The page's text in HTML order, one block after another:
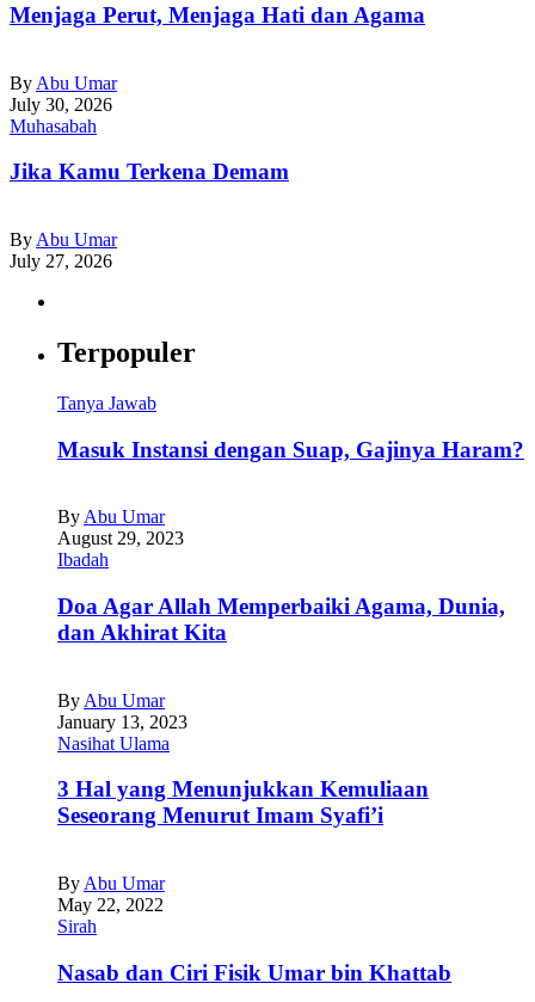
Menjaga Perut, Menjaga Hati dan Agama
By Abu Umar
July 30, 2026
Muhasabah
Jika Kamu Terkena Demam
By Abu Umar
July 27, 2026
Terpopuler
Tanya Jawab
Masuk Instansi dengan Suap, Gajinya Haram?
By Abu Umar
August 29, 2023
Ibadah
Doa Agar Allah Memperbaiki Agama, Dunia,
dan Akhirat Kita
By Abu Umar
January 13, 2023
Nasihat Ulama
3 Hal yang Menunjukkan Kemuliaan
Seseorang Menurut Imam Syafi’i
By Abu Umar
May 22, 2022
Sirah
Nasab dan Ciri Fisik Umar bin Khattab